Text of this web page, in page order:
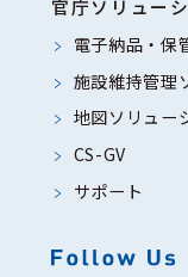
官庁ソリュー
電子納品・保
施設維持管理
地図ソリュー
CS-GV
サポート